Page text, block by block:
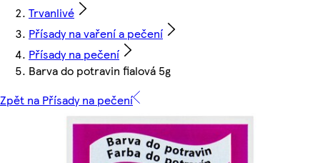
Trvanlivé
Přísady na vaření a pečení
Přísady na pečení
Barva do potravin fialová 5g
Zpět na Přísady na pečení